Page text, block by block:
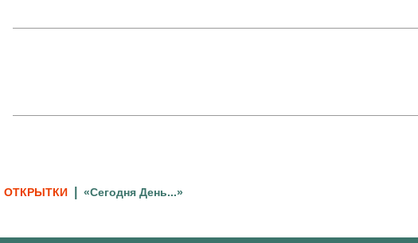
ОТКРЫТКИ «Сегодня День...»